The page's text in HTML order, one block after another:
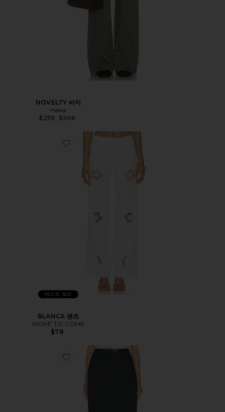
NOVELTY 바지
Helsa
$259 전 가격:
$398
베스트 셀러
BLANCA 팬츠
MORE TO COME
$78